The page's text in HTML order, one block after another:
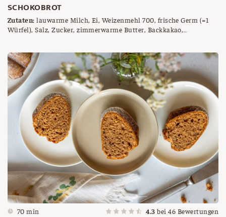
SCHOKOBROT
Zutaten: lauwarme Milch, Ei, Weizenmehl 700, frische Germ (=1
Würfel), Salz, Zucker, zimmerwarme Butter, Backkakao,
70 min 4.3 bei46 Bewertungen